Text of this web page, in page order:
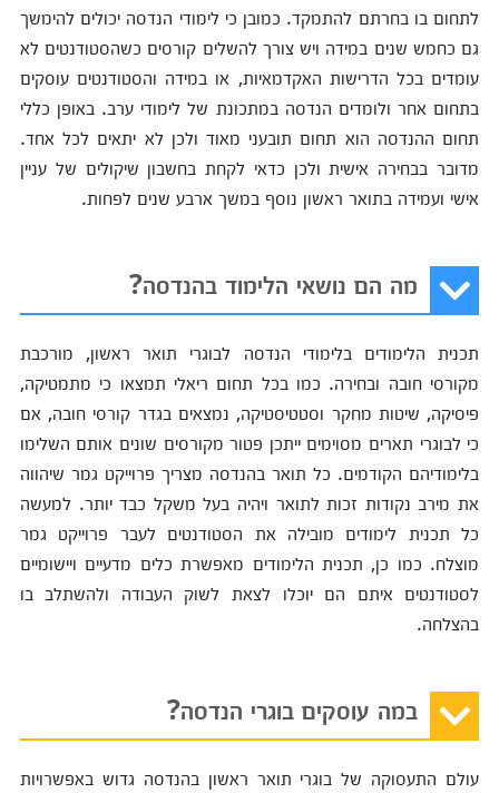
לתחום בו בחרתם להתמקד. כמובן כי לימודי הנדסה יכולים להימשך
גם כחמש שנים במידה ויש צורך להשלים קורסים כשהסטודנטים לא
עומדים בכל הדרישות האקדמאיות, או במידה והסטודנטים עוסקים
בתחום אחר ולומדים הנדסה במתכונת של לימודי ערב. באופן כללי
תחום ההנדסה הוא תחום תובעני מאוד ולכן לא יתאים לכל אחד.
מדובר בבחירה אישית ולכן כדאי לקחת בחשבון שיקולים של עניין
אישי ועמידה בתואר ראשון נוסף במשך ארבע שנים לפחות.
מה הם נושאי הלימוד בהנדסה?
תכנית הלימודים בלימודי הנדסה לבוגרי תואר ראשון, מורכבת
מקורסי חובה ובחירה. כמו בכל תחום ריאלי תמצאו כי מתמטיקה,
פיסיקה, שיטות מחקר וסטטיסטיקה, נמצאים בגדר קורסי חובה, אם
כי לבוגרי תארים מסוימים ייתכן פטור מקורסים שונים אותם השלימו
בלימודיהם הקודמים. כל תואר בהנדסה מצריך פרוייקט גמר שיהווה
את מירב נקודות זכות לתואר ויהיה בעל משקל כבד יותר. למעשה
כל תכנית לימודים מובילה את הסטודנטים לעבר פרוייקט גמר
מוצלח. כמו כן, תכנית הלימודים מאפשרת כלים מדעיים ויישומיים
לסטודנטים איתם הם יוכלו לצאת לשוק העבודה ולהשתלב בו
בהצלחה.
במה עוסקים בוגרי הנדסה?
עולם התעסוקה של בוגרי תואר ראשון בהנדסה גדוש באפשרויות